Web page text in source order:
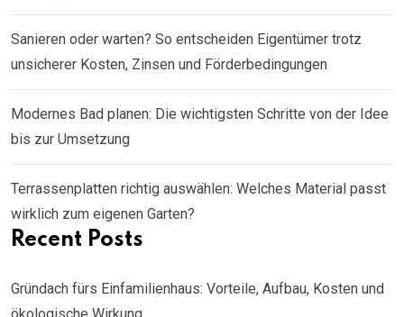
Sanieren oder warten? So entscheiden Eigentümer trotz
unsicherer Kosten, Zinsen und Förderbedingungen
Modernes Bad planen: Die wichtigsten Schritte von der Idee
bis zur Umsetzung
Terrassenplatten richtig auswählen: Welches Material passt
wirklich zum eigenen Garten?
Recent Posts
Gründach fürs Einfamilienhaus: Vorteile, Aufbau, Kosten und